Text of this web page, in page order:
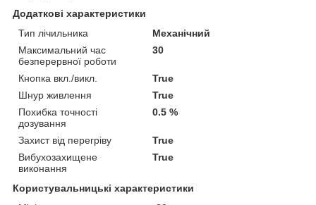
Додаткові характеристики
Тип лічильника
Механічний
Максимальний час
безперервної роботи
30
Кнопка вкл./викл.
True
Шнур живлення
True
Похибка точності
дозування
0.5 %
Захист від перегріву
True
Вибухозахищене
виконання
True
Користувальницькі характеристики